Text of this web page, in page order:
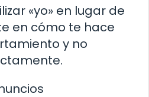
«yo» en lugar de
en cómo te hace
y no